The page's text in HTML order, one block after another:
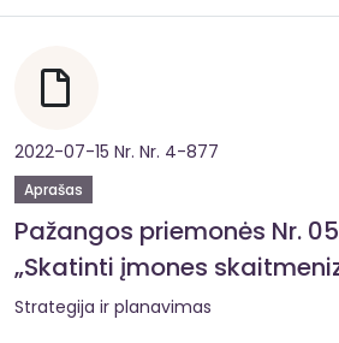
2022-07-15 Nr. Nr. 4-877
Aprašas
Pažangos priemonės Nr.
„Skatinti įmones
Strategija ir planavimas